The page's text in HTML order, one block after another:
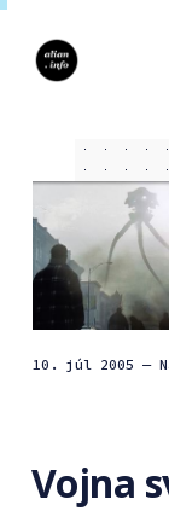
10. júl 2005 —
Vojna